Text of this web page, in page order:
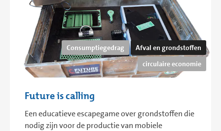
Consumptiegedrag
Afval en grondstoffen
circulaire economie
Future is calling
Een educatieve escapegame over grondstoffen die
nodig zijn voor de productie van mobiele